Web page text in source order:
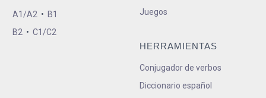
A1/A2 • B1
B2 • C1/C2
Juegos
HERRAMIENTAS
Conjugador de verbos
Diccionario español